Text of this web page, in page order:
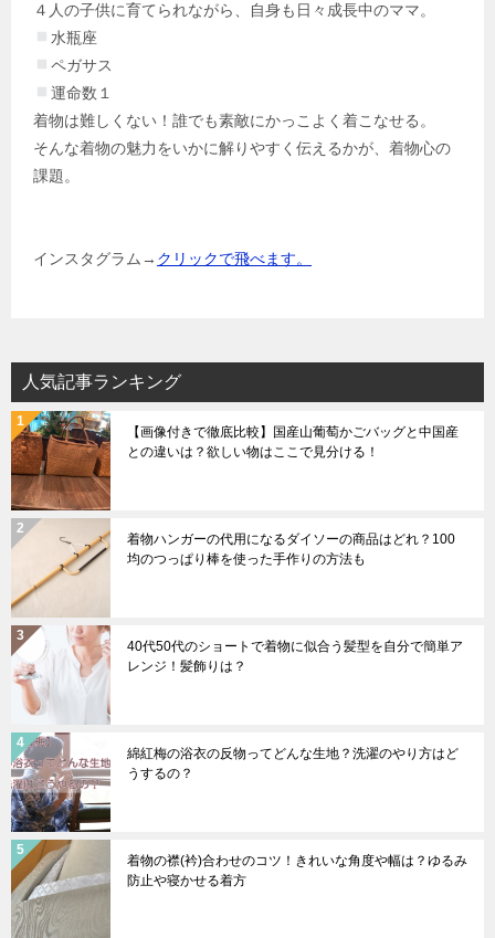
４人の子供に育てられながら、自身も日々成長中のママ。
水瓶座
ペガサス
運命数１
着物は難しくない！誰でも素敵にかっこよく着こなせる。
そんな着物の魅力をいかに解りやすく伝えるかが、着物心の
課題。
インスタグラム→ クリックで飛べます。
人気記事ランキング
【画像付きで徹底比較】国産山葡萄かごバッグと中国産
との違いは？欲しい物はここで見分ける！
着物ハンガーの代用になるダイソーの商品はどれ？100
均のつっぱり棒を使った手作りの方法も
40代50代のショートで着物に似合う髪型を自分で簡単ア
レンジ！髪飾りは？
綿紅梅の浴衣の反物ってどんな生地？洗濯のやり方はど
うするの？
着物の襟(衿)合わせのコツ！きれいな角度や幅は？ゆるみ
防止や寝かせる着方